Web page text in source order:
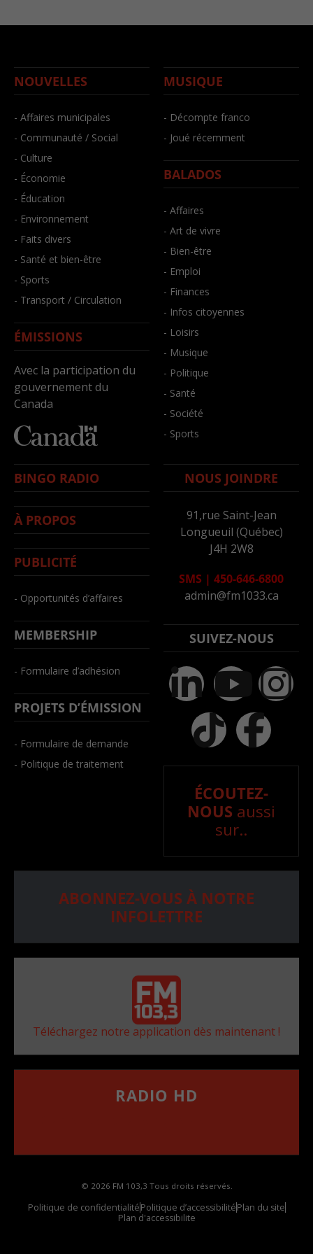
NOUVELLES
- Affaires municipales
- Communauté / Social
- Culture
- Économie
- Éducation
- Environnement
- Faits divers
- Santé et bien-être
- Sports
- Transport / Circulation
ÉMISSIONS
Avec la participation du
gouvernement du
Canada
MUSIQUE
- Décompte franco
- Joué récemment
BALADOS
- Affaires
- Art de vivre
- Bien-être
- Emploi
- Finances
- Infos citoyennes
- Loisirs
- Musique
- Politique
- Santé
- Société
- Sports
BINGO RADIO
À PROPOS
PUBLICITÉ
- Opportunités d’affaires
MEMBERSHIP
- Formulaire d’adhésion
PROJETS D’ÉMISSION
- Formulaire de demande
- Politique de traitement
NOUS JOINDRE
91,rue Saint-Jean
Longueuil (Québec)
J4H 2W8
SMS | 450-646-6800
admin@fm1033.ca
SUIVEZ-NOUS
ÉCOUTEZ-
NOUS aussi
sur..
ABONNEZ-VOUS À NOTRE
INFOLETTRE
Téléchargez notre application dès maintenant !
RADIO HD
© 2026 FM 103,3 Tous droits réservés.
Politique de confidentialitéPolitique d’accessibilitéPlan du site
Plan d'accessibilite